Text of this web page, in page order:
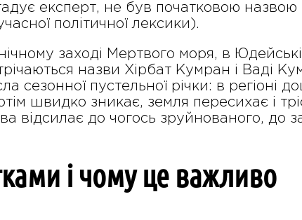
експерт, не був початковою назвою
політичної лексики).
заході Мертвого моря, в
назви Хірбат Кумран і Ваді
сезонної пустельної річки: в регіоні
швидко зникає, земля пересихає і
відсилає до чогось зруйнованого, до
і чому це важливо